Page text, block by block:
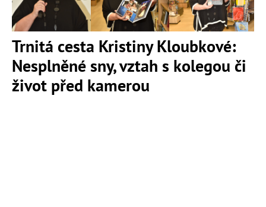
Trnitá cesta Kristiny Kloubkové:
Nesplněné sny, vztah s kolegou či
život před kamerou